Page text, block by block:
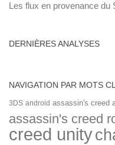
Les flux en provenance du
DERNIÈRES ANALYSES
NAVIGATION PAR MOTS
3DS android assassin's creed
assassin's creed
creed unity